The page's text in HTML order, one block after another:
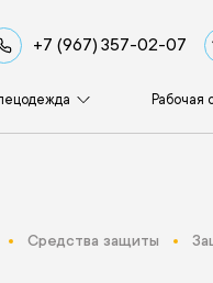
+7 (967) 357-02-07
Рабочая
Средства защиты